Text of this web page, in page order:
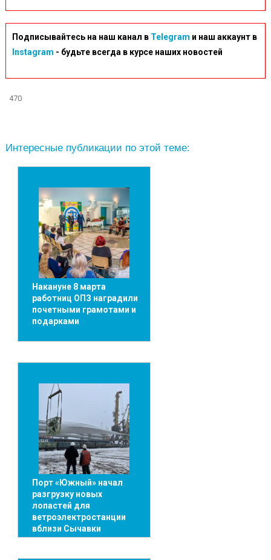
Подписывайтесь на наш канал в Telegram и наш аккаунт в
Instagram - будьте всегда в курсе наших новостей
470
Интересные публикации по этой теме:
Накануне 8 марта
работниц ОПЗ наградили
почетными грамотами и
подарками
Порт «Южный» начал
разгрузку новых
лопастей для
ветроэлектростанции
вблизи Сычавки